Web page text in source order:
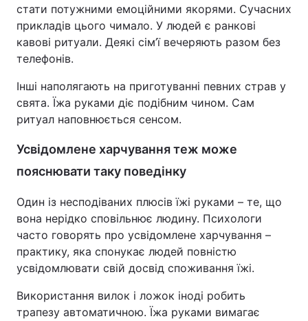
стати потужними емоційними якорями. Сучасних
прикладів цього чимало. У людей є ранкові
кавові ритуали. Деякі сім’ї вечеряють разом без
телефонів.
Інші наполягають на приготуванні певних страв у
свята. Їжа руками діє подібним чином. Сам
ритуал наповнюється сенсом.
Усвідомлене харчування теж може
пояснювати таку поведінку
Один із несподіваних плюсів їжі руками – те, що
вона нерідко сповільнює людину. Психологи
часто говорять про усвідомлене харчування –
практику, яка спонукає людей повністю
усвідомлювати свій досвід споживання їжі.
Використання вилок і ложок іноді робить
трапезу автоматичною. Їжа руками вимагає